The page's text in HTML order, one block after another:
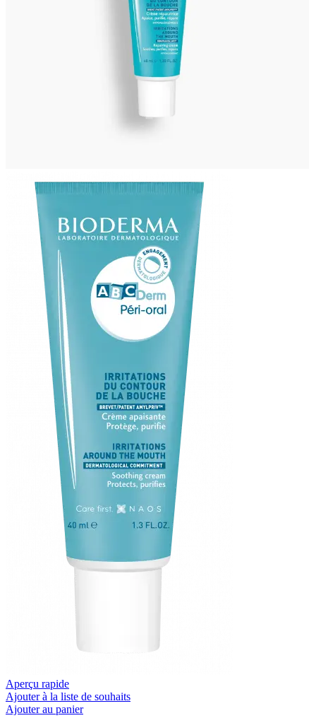
Aperçu rapide
Ajouter à la liste de souhaits
Ajouter au panier